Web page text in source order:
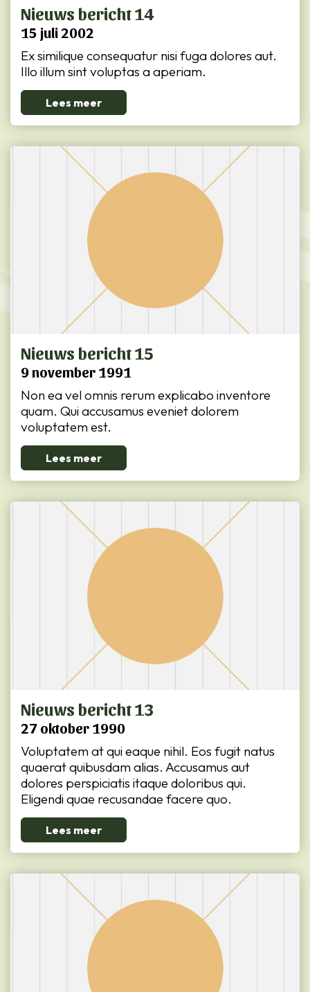
Nieuws bericht 14
15 juli 2002
Ex similique consequatur nisi fuga dolores aut.
Illo illum sint voluptas a aperiam.
Lees meer
Nieuws bericht 15
9 november 1991
Non ea vel omnis rerum explicabo inventore
quam. Qui accusamus eveniet dolorem
voluptatem est.
Lees meer
Nieuws bericht 13
27 oktober 1990
Voluptatem at qui eaque nihil. Eos fugit natus
quaerat quibusdam alias. Accusamus aut
dolores perspiciatis itaque doloribus qui.
Eligendi quae recusandae facere quo.
Lees meer